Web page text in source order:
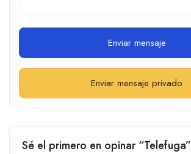
Enviar mensaje
Enviar mensaje privado
Sé el primero en opinar “Telefuga”